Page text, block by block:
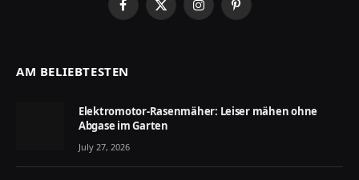
Facebook
X
InstagramPinterest
AM BELIEBTESTEN
Elektromotor-Rasenmäher: Leiser mähen ohne
Abgase im Garten
July 27, 2026